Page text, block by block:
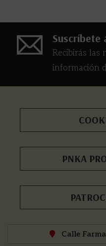
Suscríbete
Recibirás las
información
PNKA
Calle